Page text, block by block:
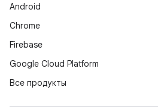
Android
Chrome
Firebase
Google Cloud Platform
Все продукты